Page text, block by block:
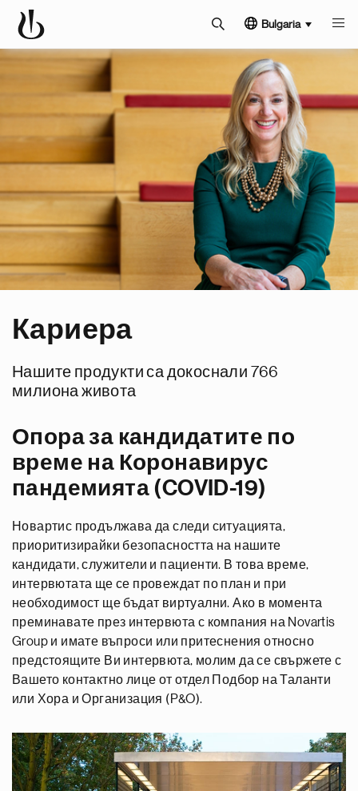
Bulgaria
Кариера
Нашите продукти са докоснали 766
милиона живота
Опора за кандидатите по
време на Коронавирус
пандемията (COVID-19)
Новартис продължава да следи ситуацията,
приоритизирайки безопасността на нашите
кандидати, служители и пациенти. В това време,
интервютата ще се провеждат по план и при
необходимост ще бъдат виртуални. Ако в момента
преминавате през интервюта с компания на Novartis
Group и имате въпроси или притеснения относно
предстоящите Ви интервюта, молим да се свържете с
Вашето контактно лице от отдел Подбор на Таланти
или Хора и Организация (P&O).